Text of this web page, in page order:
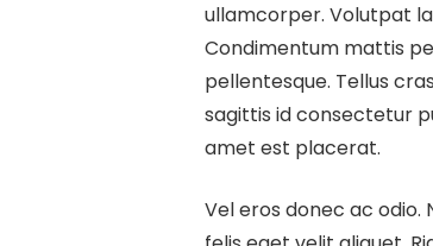
ullamcorper. Volutpat
Condimentum mattis
pellentesque. Tellus
sagittis id consectetur
amet est placerat.
Vel eros donec ac